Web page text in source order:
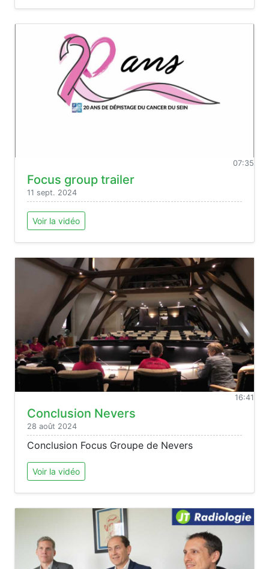
07:35
Focus group trailer
11 sept. 2024
Voir la vidéo
16:41
Conclusion Nevers
28 août 2024
Conclusion Focus Groupe de Nevers
Voir la vidéo